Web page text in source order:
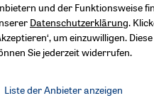
und der Funktionsweise
Datenschutzerklärung.
um einzuwilligen.
Sie jederzeit widerrufen.
Liste der Anbieter anzeigen